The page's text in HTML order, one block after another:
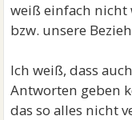
weiß einfach nicht
bzw. unsere
Ich weiß, dass
Antworten geben
das so alles nicht